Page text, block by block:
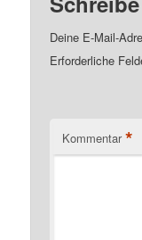
Deine E-Mail-
Erforderliche
Kommentar *